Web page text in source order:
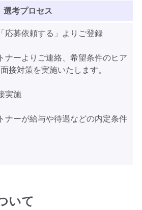
選考プロセス
応募依頼する」よりご登録
ナーよりご連絡、希望条件のヒア
接対策を実施いたします。
実施
ナーが給与や待遇などの内定条件
いて